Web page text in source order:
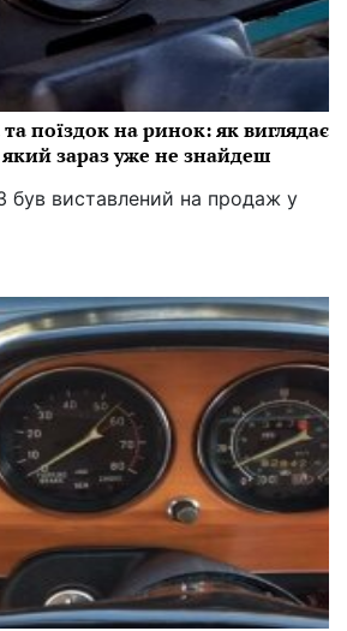
та поїздок на ринок: як виглядає
зараз уже не знайдеш
був виставлений на продаж у